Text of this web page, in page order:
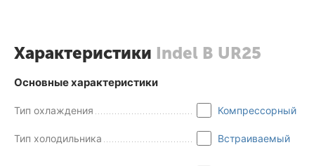
Характеристики Indel B UR25
Основные характеристики
Тип охлаждения Компрессорный
Тип холодильника Встраиваемый